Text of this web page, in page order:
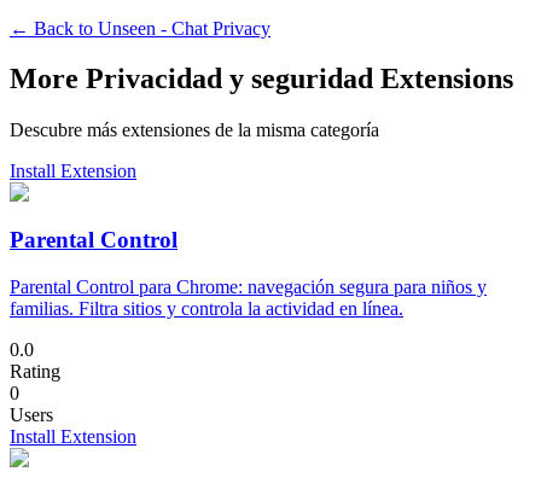
← Back to Unseen - Chat Privacy
More Privacidad y seguridad Extensions
Descubre más extensiones de la misma categoría
Install Extension
Parental Control
Parental Control para Chrome: navegación segura para niños y
familias. Filtra sitios y controla la actividad en línea.
0.0
Rating
0
Users
Install Extension